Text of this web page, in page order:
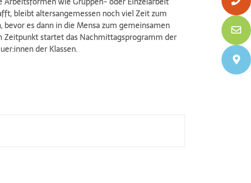
bleibt altersangemessen noch viel Zeit zum
bevor es dann in die Mensa zum gemeinsamen
Zeitpunkt startet das Nachmittagsprogramm der
der Klassen.